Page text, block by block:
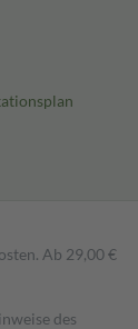
Ab 29,00 €
des